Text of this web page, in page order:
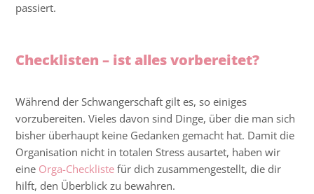
passiert.
Checklisten – ist alles vorbereitet?
Während der Schwangerschaft gilt es, so einiges
vorzubereiten. Vieles davon sind Dinge, über die man sich
bisher überhaupt keine Gedanken gemacht hat. Damit die
Organisation nicht in totalen Stress ausartet, haben wir
eine Orga-Checkliste für dich zusammengestellt, die dir
hilft, den Überblick zu bewahren.